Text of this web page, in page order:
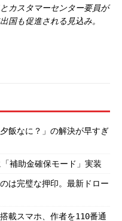
カスタマーセンター要員が
国も促進される見込み。
飯なに？」の解決が早すぎ
補助金確保モード」実装
は完璧な押印。最新ドロー
載スマホ、作者を110番通